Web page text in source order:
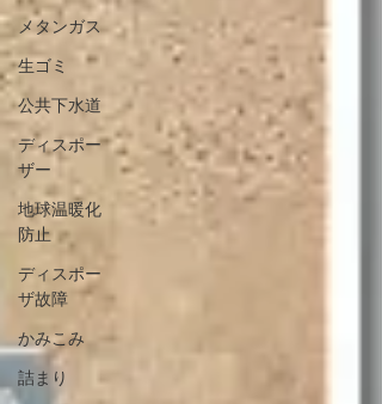
メタンガス
生ゴミ
公共下水道
ディスポー
ザー
地球温暖化
防止
ディスポー
ザ故障
かみこみ
詰まり